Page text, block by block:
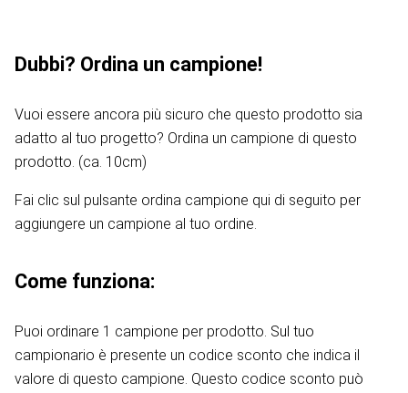
Dubbi? Ordina un campione!
Vuoi essere ancora più sicuro che questo prodotto sia
adatto al tuo progetto? Ordina un campione di questo
prodotto. (ca. 10cm)
Fai clic sul pulsante ordina campione qui di seguito per
aggiungere un campione al tuo ordine.
Come funziona:
Puoi ordinare 1 campione per prodotto. Sul tuo
campionario è presente un codice sconto che indica il
valore di questo campione. Questo codice sconto può